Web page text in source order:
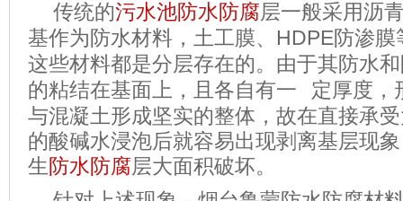
传统的污水池防水防腐层一般采用沥
基作为防水材料，土工膜、 HDPE防渗膜
这些材料都是分层存在的。由于其防水
的粘结在基面上，且各自有一
定厚度，
与混凝土形成坚实的整体，故在直接承
的酸碱水浸泡后就容易出现剥离基层现
生 防水防腐层大面积破坏。